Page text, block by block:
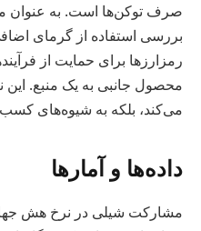
صرف توکن‌ها است. به عنوان
بررسی استفاده از گرمای
رمزارزها برای حمایت از
محصول جانبی به یک منبع. این
می‌کند، بلکه به شیوه‌های کسب
داده‌ها و آمارها
مشارکت شیلی در نرخ هش